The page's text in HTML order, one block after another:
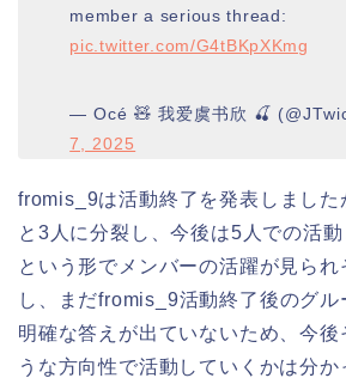
member a serious thread:
pic.twitter.com/G4tBKpXKmg
— Océ 🧸 我爱虞书欣 🍒
7, 2025
fromis_9は活動終了を発表しました
と3人に分裂し、今後は5人での活
という形でメンバーの活躍が見ら
し、まだfromis_9活動終了後のグル
明確な答えが出ていないため、今後
うな方向性で活動していくかは分か